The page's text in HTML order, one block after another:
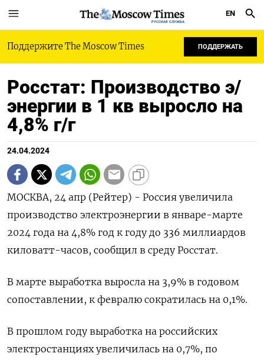
РУССКАЯ СЛУЖБА
EN
Поддержите The Moscow Times ПОДДЕРЖАТЬ
Росстат: Производство э/
энергии в 1 кв выросло на
4,8% г/г
24.04.2024
МОСКВА, 24 апр (Рейтер) - Россия увеличила
производство электроэнергии в январе-марте
2024 года на 4,8% год к году до 336 миллиардов
киловатт-часов, сообщил в среду Росстат.
В марте выработка выросла на 3,9% в годовом
сопоставлении, к февралю сократилась на 0,1%.
В прошлом году выработка на российских
электростанциях увеличилась на 0,7%, по